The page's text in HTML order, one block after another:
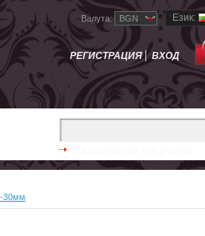
Език:
Валута: BGN
РЕГИСТРАЦИЯ ВХОД
30мм